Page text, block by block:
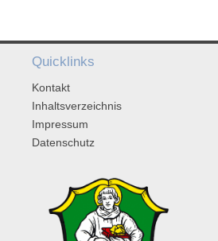
Quicklinks
Kontakt
Inhaltsverzeichnis
Impressum
Datenschutz